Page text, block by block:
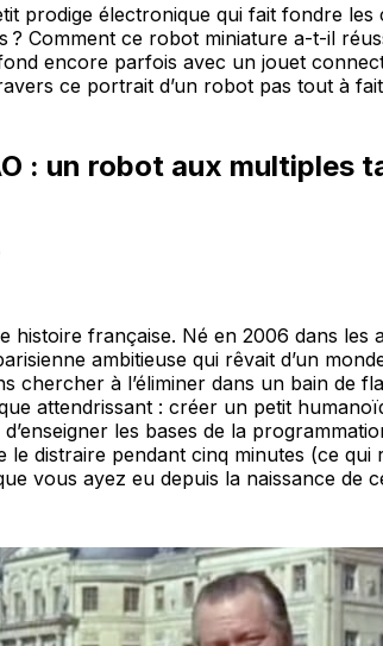
prodige électronique qui fait fondre
? Comment ce robot miniature a-t-il
encore parfois avec un jouet
ce portrait d’un robot pas tout à
: un robot aux multiples
histoire française. Né en 2006 dans les
ambitieuse qui rêvait d’un
chercher à l’éliminer dans un bain de
attendrissant : créer un petit
les bases de la
distraire pendant cinq minutes (ce qui
vous ayez eu depuis la naissance de